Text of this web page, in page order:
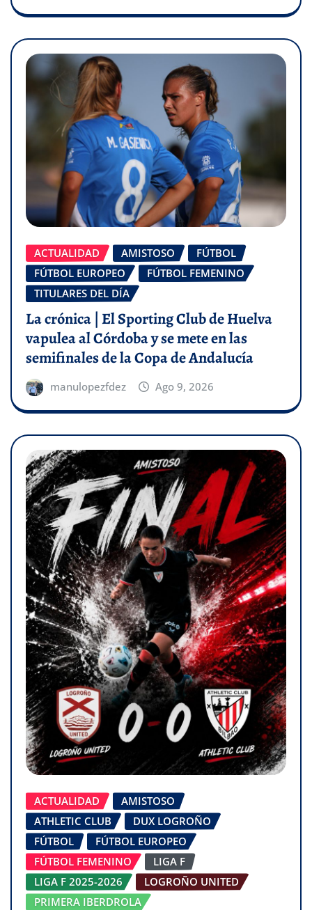
ACTUALIDAD AMISTOSO
FÚTBOL
FÚTBOL EUROPEO
FÚTBOL FEMENINO
TITULARES DEL DÍA
La crónica | El Sporting Club de Huelva
vapulea al Córdoba y se mete en las
semifinales de la Copa de Andalucía
manulopezfdez Ago 9, 2026
ACTUALIDAD
AMISTOSO
ATHLETIC CLUB
DUX LOGROÑO
FÚTBOL
FÚTBOL EUROPEO
FÚTBOL FEMENINO
LIGA F
LIGA F 2025-2026
LOGROÑO UNITED
PRIMERA IBERDROLA